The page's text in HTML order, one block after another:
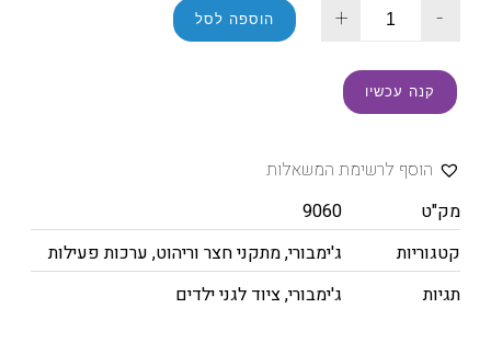
-
+ הוספה לסל
קנה עכשיו
הוסף לרשימת המשאלות
מק"ט
9060
קטגוריות
ג'ימבורי,מתקני חצר וריהוט, ערכות פעילות
תגיות
ג'ימבורי,ציוד לגני ילדים